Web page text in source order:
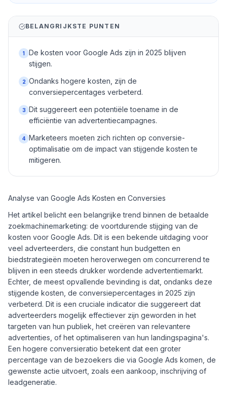
BELANGRIJKSTE PUNTEN
1
De kosten voor Google Ads zijn in 2025 blijven
stijgen.
2 Ondanks hogere kosten, zijn de
conversiepercentages verbeterd.
3 Dit suggereert een potentiële toename in de
efficiëntie van advertentiecampagnes.
4 Marketeers moeten zich richten op conversie-
optimalisatie om de impact van stijgende kosten te
mitigeren.
Analyse van Google Ads Kosten en Conversies
Het artikel belicht een belangrijke trend binnen de betaalde
zoekmachinemarketing: de voortdurende stijging van de
kosten voor Google Ads. Dit is een bekende uitdaging voor
veel adverteerders, die constant hun budgetten en
biedstrategieën moeten heroverwegen om concurrerend te
blijven in een steeds drukker wordende advertentiemarkt.
Echter, de meest opvallende bevinding is dat, ondanks deze
stijgende kosten, de conversiepercentages in 2025 zijn
verbeterd. Dit is een cruciale indicator die suggereert dat
adverteerders mogelijk effectiever zijn geworden in het
targeten van hun publiek, het creëren van relevantere
advertenties, of het optimaliseren van hun landingspagina's.
Een hogere conversieratio betekent dat een groter
percentage van de bezoekers die via Google Ads komen, de
gewenste actie uitvoert, zoals een aankoop, inschrijving of
leadgeneratie.